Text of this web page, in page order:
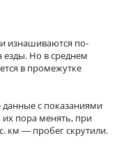
изнашиваются по-
езды. Но в среднем
в промежутке
данные с показаниями
их пора менять, при
км — пробег скрутили.